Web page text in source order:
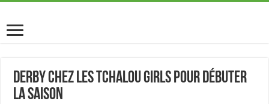
Derby chez les Tchalou Girls pour débuter
la saison